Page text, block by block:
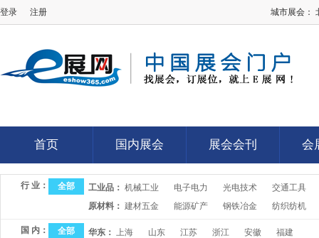
登录 注册 城市展会：
首页
首页
国内展会
国内展会
展会会刊
展会会刊
会
会
行 业： 全部 工业品： 机械工业 电子电力 光电技术
交通工具
原材料： 建材五金 能源矿产 钢铁冶金 纺织纺机
国 内： 全部 华东： 上海 山东 江苏 浙江 安徽 福建